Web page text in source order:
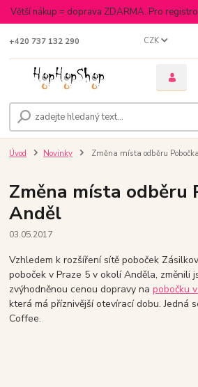
Větší nákup = doprava ZDARMA. Pro
CZK
+420 737 132 290
Úvod Novinky Změna místa odběru
Změna místa odběru
Anděl
03.05.2017
Vzhledem k rozšíření sítě poboček
poboček v Praze 5 v okolí Anděla, změnili
zvýhodněnou cenou dopravy napobočku
která má příznivější otevírací dobu. Jedná
Coffee.